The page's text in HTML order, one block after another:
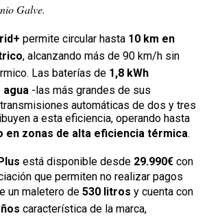
Galve.
permite circular hasta 10 km en
, alcanzando más de 90 km/h sin
Las baterías de 1,8 kWh
-las más grandes de sus
automáticas de dos y tres
a esta eficiencia, operando hasta
en zonas de alta eficiencia térmica.
está disponible desde 29.990€ con
que permiten no realizar pagos
un maletero de 530 litros y cuenta con
característica de la marca,